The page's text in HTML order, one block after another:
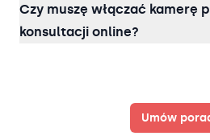
Czy muszę włączać kamerę
konsultacji online?
Umów